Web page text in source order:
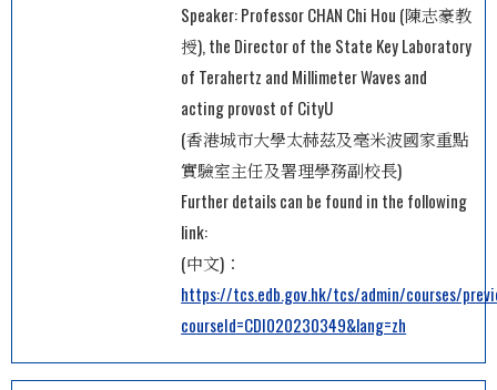
Speaker: Professor CHAN Chi Hou (陳志豪教
授), the Director of the State Key Laboratory
of Terahertz and Millimeter Waves and
acting provost of CityU
(香港城市大學太赫茲及毫米波國家重點
實驗室主任及署理學務副校長)
Further details can be found in the following
link:
(中文)：
https://tcs.edb.gov.hk/tcs/admin/courses/
courseId=CDI020230349&lang=zh